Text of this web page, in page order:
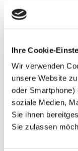
Ihre Cookie-
Wir verwenden
unsere Website
oder
soziale Medien,
Sie ihnen
Sie zulassen